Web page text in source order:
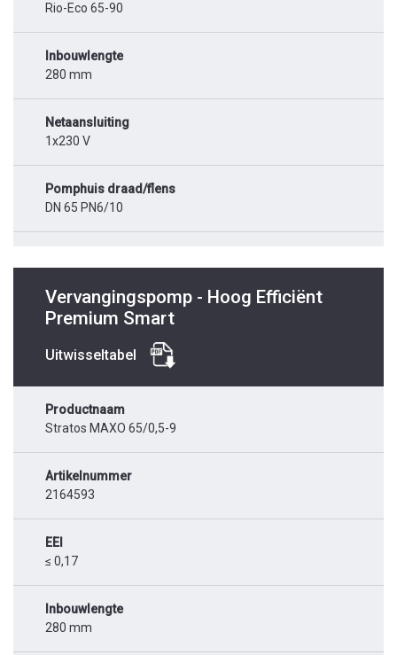
Rio-Eco 65-90
Inbouwlengte
280 mm
Netaansluiting
1x230 V
Pomphuis draad/flens
DN 65 PN6/10
Vervangingspomp - Hoog Efficiënt
Premium Smart
Uitwisseltabel
Productnaam
Stratos MAXO 65/0,5-9
Artikelnummer
2164593
EEI
≤ 0,17
Inbouwlengte
280 mm